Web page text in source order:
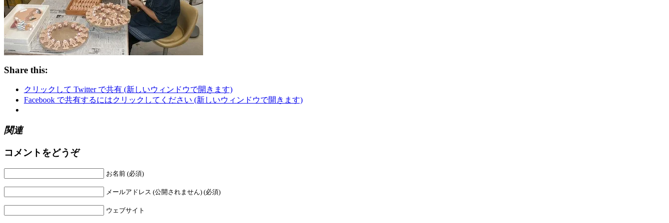
Share this:
クリックして Twitter で共有 (新しいウィンドウで開きます)
Facebook で共有するにはクリックしてください (新しいウィンドウで開きます)
関連
コメントをどうぞ
お名前 (必須)
メールアドレス (公開されません) (必須)
ウェブサイト